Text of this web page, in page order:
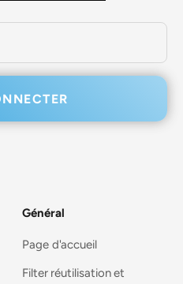
Général
Page d'accueil
Filter réutilisation et